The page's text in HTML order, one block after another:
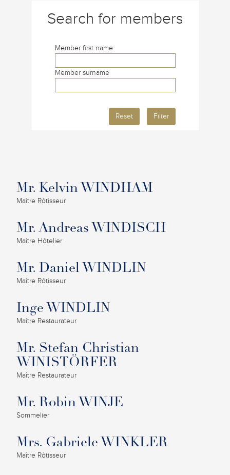
Search for members
Member first name
Member surname
Reset Filter
Mr. Kelvin WINDHAM
Maître Rôtisseur
Mr. Andreas WINDISCH
Maître Hôtelier
Mr. Daniel WINDLIN
Maître Rôtisseur
Inge WINDLIN
Maître Restaurateur
Mr. Stefan Christian
WINISTÖRFER
Maître Restaurateur
Mr. Robin WINJE
Sommelier
Mrs. Gabriele WINKLER
Maître Rôtisseur